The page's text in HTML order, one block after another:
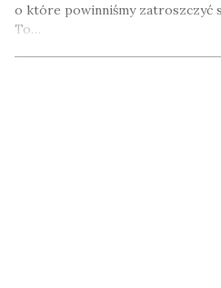
o które powinniśmy zatroszczyć
To…